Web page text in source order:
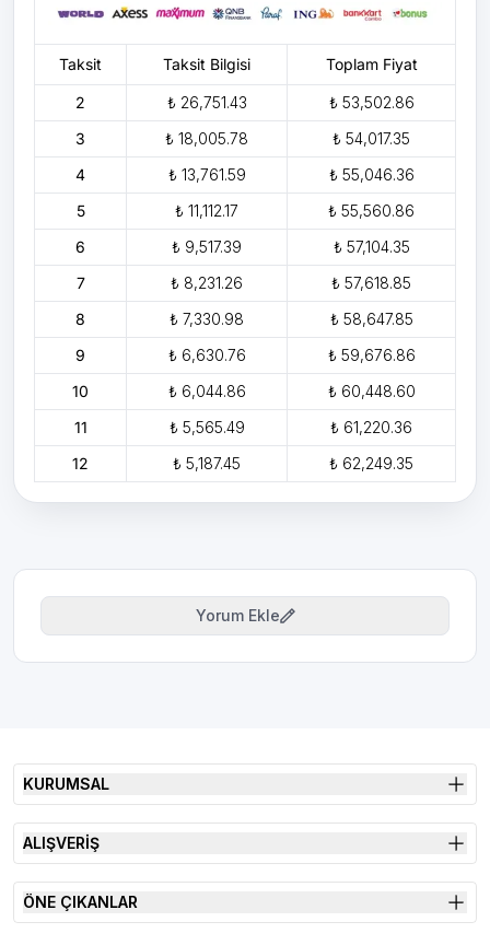
Taksit Taksit Bilgisi Toplam Fiyat
2 ₺ 26,751.43
₺ 53,502.86
3
₺ 18,005.78
₺ 54,017.35
4
₺ 13,761.59
₺ 55,046.36
5
₺ 11,112.17
₺ 55,560.86
6
₺ 9,517.39
₺ 57,104.35
7
₺ 8,231.26
₺ 57,618.85
8
₺ 7,330.98
₺ 58,647.85
9
₺ 6,630.76
₺ 59,676.86
10
₺ 6,044.86
₺ 60,448.60
11
₺ 5,565.49
₺ 61,220.36
12
₺ 5,187.45 ₺ 62,249.35
Yorum Ekle
KURUMSAL
ALIŞVERİŞ
ÖNE ÇIKANLAR